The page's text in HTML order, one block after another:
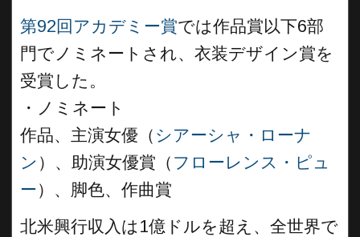
第92回アカデミー賞では作品賞以下6部
門でノミネートされ、衣装デザイン賞を
受賞した。
・ノミネート
作品、主演女優（ シアーシャ・ローナ
ン ）、助演女優賞（ フローレンス・ピュ
ー）、脚色、作曲賞
北米興行収入は1億ドルを超え、全世界で